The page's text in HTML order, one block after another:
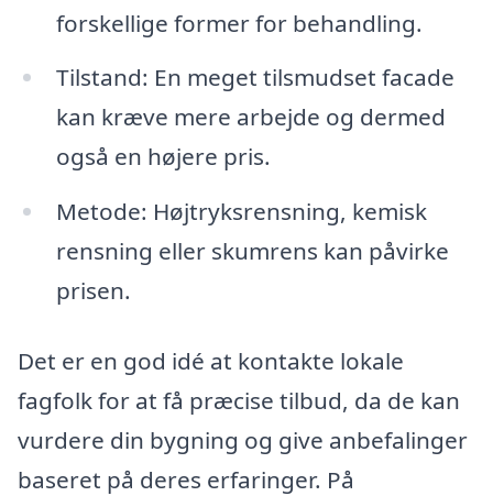
forskellige former for behandling.
Tilstand: En meget tilsmudset facade
kan kræve mere arbejde og dermed
også en højere pris.
Metode: Højtryksrensning, kemisk
rensning eller skumrens kan påvirke
prisen.
Det er en god idé at kontakte lokale
fagfolk for at få præcise tilbud, da de kan
vurdere din bygning og give anbefalinger
baseret på deres erfaringer. På